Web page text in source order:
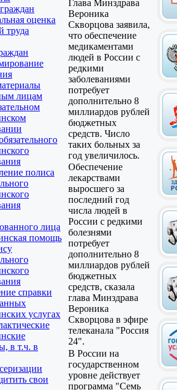
оценка
труда
лицам
полиса
лица
помощь
справки
услугах
в т.ч. в
свои
Глава Минздрава
Вероника
Скворцова заявила,
что обеспечение
медикаментами
людей в России с
редкими
заболеваниями
потребует
дополнительно 8
миллиардов рублей
бюджетных
средств. Число
таких больных за
год увеличилось.
Обеспечение
лекарствами
выросшего за
последний год
числа людей в
России с редкими
болезнями
потребует
дополнительно 8
миллиардов рублей
бюджетных
средств, сказала
глава Минздрава
Вероника
Скворцова в эфире
телеканала "Россия
24".
В России на
государственном
уровне действует
программа "Семь